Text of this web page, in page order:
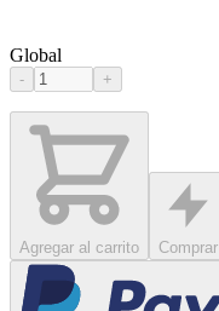
Global
- +
Agregar al carrito Comprar